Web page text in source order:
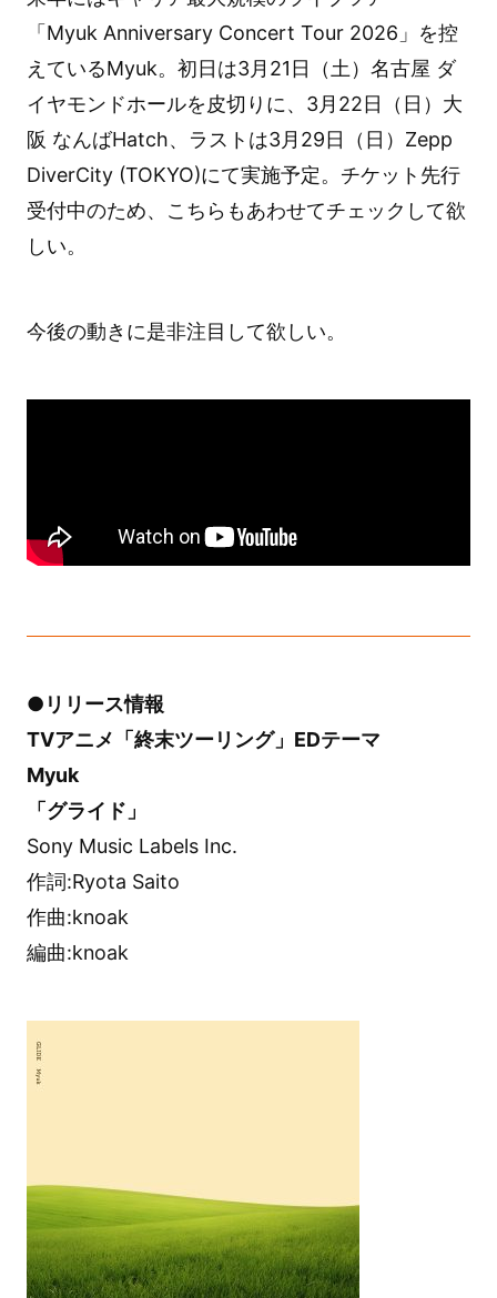
「Myuk Anniversary Concert Tour 2026」を控
えているMyuk。初日は3月21日（土）名古屋 ダ
イヤモンドホールを皮切りに、3月22日（日）大
阪 なんばHatch、ラストは3月29日（日）Zepp
DiverCity (TOKYO)にて実施予定。チケット先行
受付中のため、こちらもあわせてチェックして欲
しい。
今後の動きに是非注目して欲しい。
●リリース情報
TVアニメ「終末ツーリング」EDテーマ
Myuk
「グライド」
Sony Music Labels Inc.
作詞:Ryota Saito
作曲:knoak
編曲:knoak